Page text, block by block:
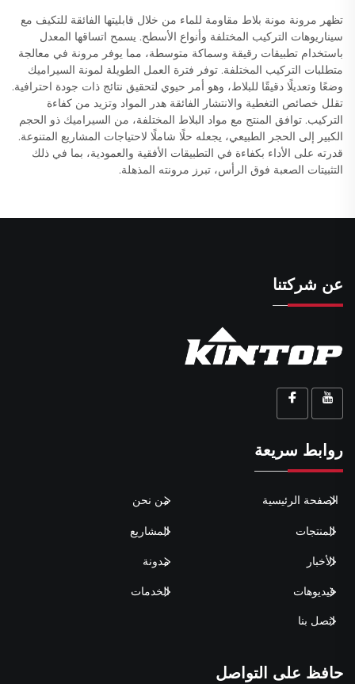
تظهر مرونة مونة بلاط مقاومة للماء من خلال قابليتها الفائقة للتكيف مع
سيناريوهات التركيب المختلفة وأنواع الأسطح. يسمح اتساقها المعدل
باستخدام تطبيقات رقيقة وسماكة متوسطة، مما يوفر مرونة في معالجة
متطلبات التركيب المختلفة. توفر فترة العمل الطويلة لمونة السيراميك
وضعًا وتعديلًا دقيقًا للبلاط، وهو أمر حيوي لتحقيق نتائج ذات جودة احترافية.
تقلل خصائص التغطية والانتشار الفائقة هدر المواد وتزيد من كفاءة
التركيب. توافق المنتج مع مواد البلاط المختلفة، من السيراميك ذو الحجم
الكبير إلى الحجر الطبيعي، يجعله حلًا شاملًا لاحتياجات المشاريع المتنوعة.
قدرته على الأداء بكفاءة في التطبيقات الأفقية والعمودية، بما في ذلك
التثبيتات الصعبة فوق الرأس، تبرز مرونته المذهلة.
عن شركتنا
روابط سريعة
الصفحة الرئيسية من نحن
المنتجات المشاريع
الأخبار مدونة
فيديوهات الخدمات
اتصل بنا
حافظ على التواصل